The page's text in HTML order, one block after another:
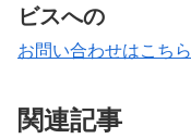
ビスへの
お問い合わせはこちら
関連記事